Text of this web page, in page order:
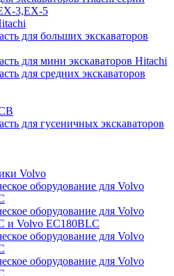
3,EX-5
для больших экскаваторов
для мини экскаваторов Hitachi
для средних экскаваторов
для гусеничных экскаваторов
Volvo
оборудование для Volvo
оборудование для Volvo
и Volvo EC180BLC
оборудование для Volvo
оборудование для Volvo